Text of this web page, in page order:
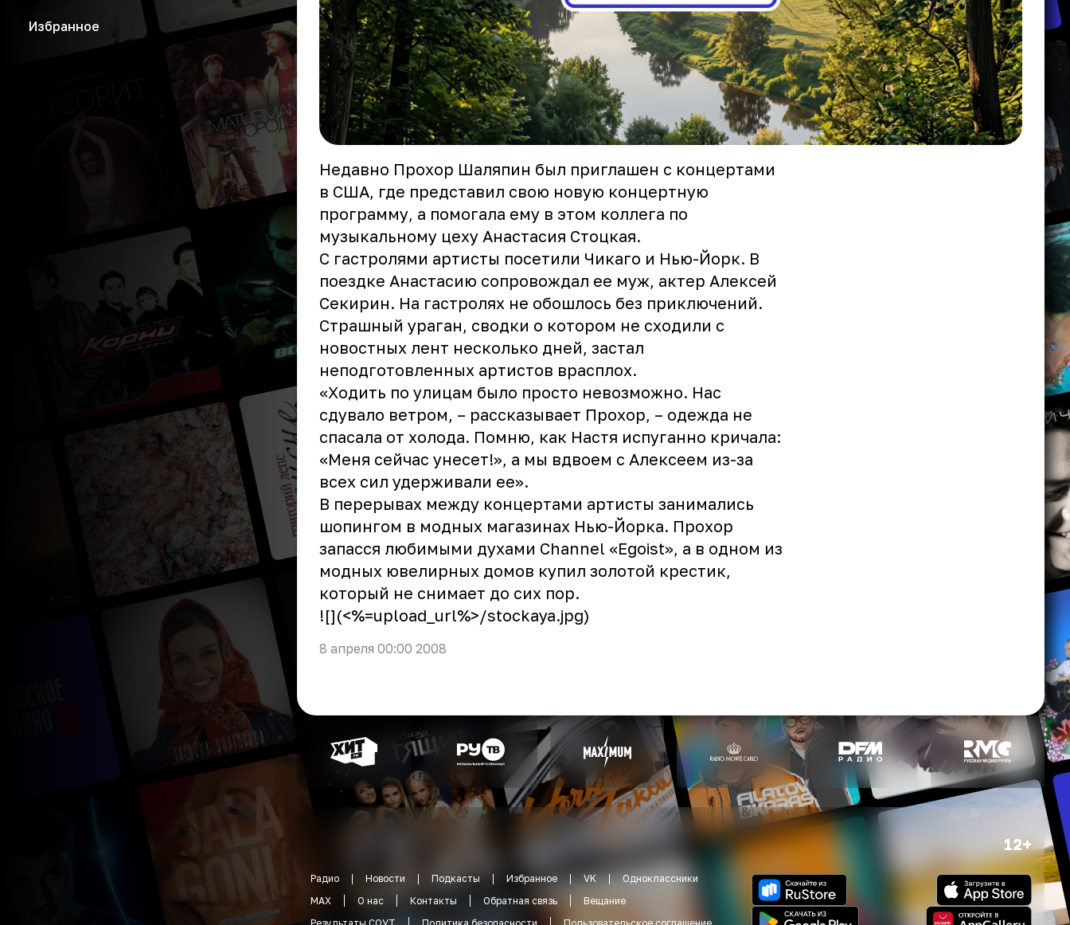
Избранное
Недавно Прохор Шаляпин был приглашен с концертами
в США, где представил свою новую концертную
программу, а помогала ему в этом коллега по
музыкальному цеху Анастасия Стоцкая.
С гастролями артисты посетили Чикаго и Нью-Йорк. В
поездке Анастасию сопровождал ее муж, актер Алексей
Секирин. На гастролях не обошлось без приключений.
Страшный ураган, сводки о котором не сходили с
новостных лент несколько дней, застал
неподготовленных артистов врасплох.
«Ходить по улицам было просто невозможно. Нас
сдувало ветром, – рассказывает Прохор, – одежда не
спасала от холода. Помню, как Настя испуганно кричала:
«Меня сейчас унесет!», а мы вдвоем с Алексеем из-за
всех сил удерживали ее».
В перерывах между концертами артисты занимались
шопингом в модных магазинах Нью-Йорка. Прохор
запасся любимыми духами Channel «Egoist», а в одном из
модных ювелирных домов купил золотой крестик,
который не снимает до сих пор.
![](<%=upload_url%>/stockaya.jpg)
8 апреля 00:00 2008
12+
Радио Новости Подкасты Избранное VK
Одноклассники
MAX
О нас Контакты Обратная связь
Вещание